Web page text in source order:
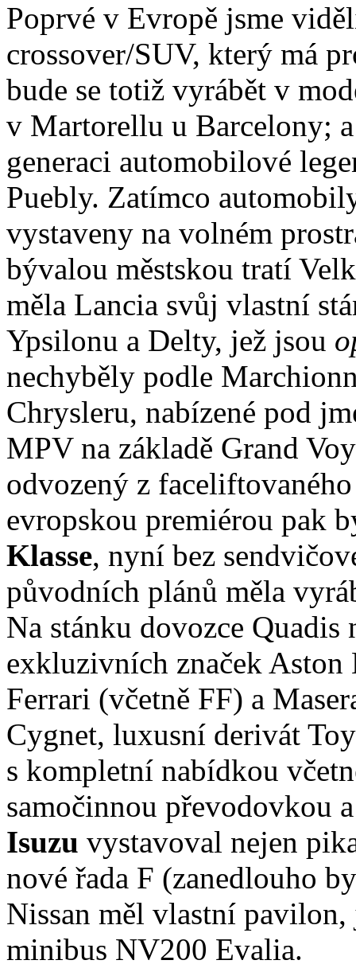
Poprvé v Evropě jsme
crossover/SUV, který má
bude se totiž vyrábět v
v Martorellu u Barcelony;
generaci automobilové
Puebly. Zatímco
vystaveny na volném
bývalou městskou tratí
měla Lancia svůj vlastní
Ypsilonu a Delty, jež jsou
nechyběly podle
Chrysleru, nabízené pod
MPV na základě Grand
odvozený z
evropskou premiérou pak
Klasse, nyní bez
původních plánů měla
Na stánku dovozce
exkluzivních značek Aston
Ferrari (včetně FF) a
Cygnet, luxusní derivát
s kompletní nabídkou
samočinnou převodovkou
Isuzu vystavoval nejen
nové řada F (zanedlouho
Nissan měl vlastní
minibus NV200 Evalia.